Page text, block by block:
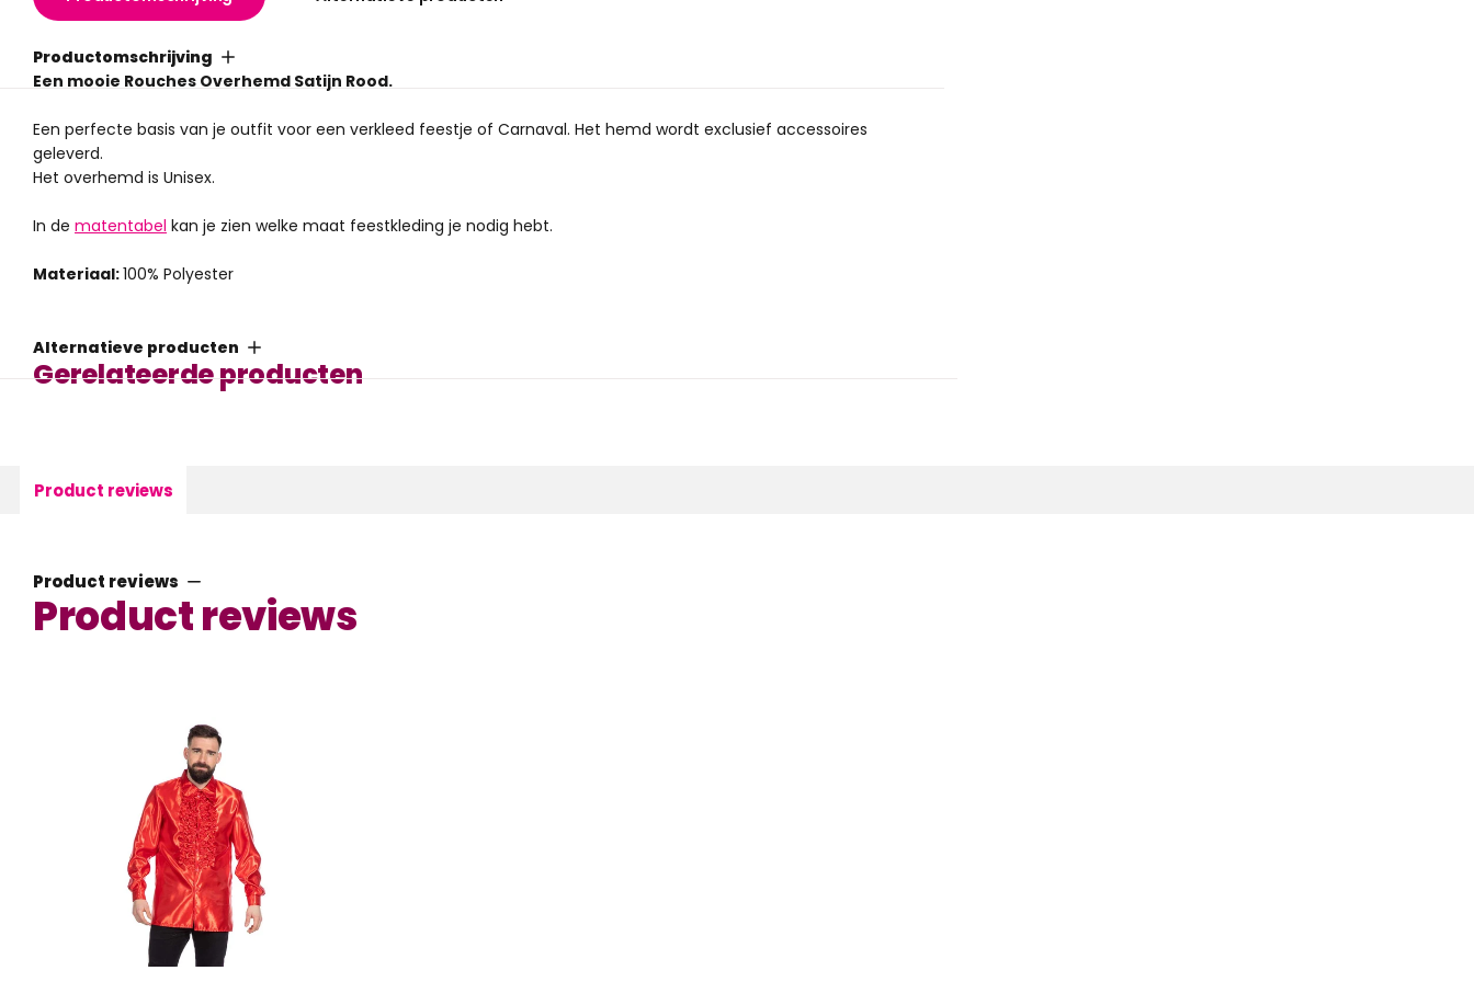
Productomschrijving
Een mooie Rouches Overhemd Satijn Rood.
Een perfecte basis van je outfit voor een verkleed feestje of Carnaval. Het hemd wordt exclusief accessoires
geleverd.
Het overhemd is Unisex.
In de matentabel kan je zien welke maat feestkleding je nodig hebt.
Materiaal:100% Polyester
Alternatieve producten
Gerelateerde producten
Product reviews
Product reviews
Product reviews